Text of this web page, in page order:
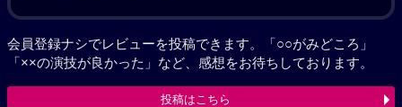
会員登録ナシでレビューを投稿できます。「○○がみどころ」
「××の演技が良かった」など、感想をお待ちしております。
投稿はこちら